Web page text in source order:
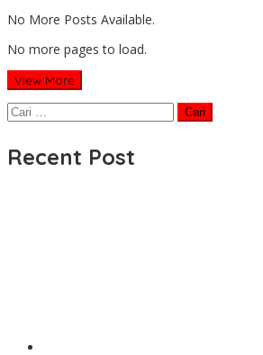
No More Posts Available.
No more pages to load.
View More
Cari
untuk:
Recent Post